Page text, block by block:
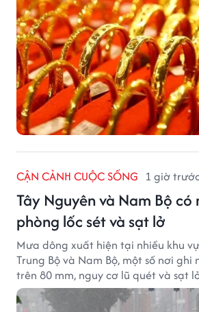
CẬN CẢNH CUỘC SỐNG 1 giờ
Tây Nguyên và Nam Bộ
phòng lốc sét và sạt lở
Mưa dông xuất hiện tại nhiều khu
Trung Bộ và Nam Bộ, một số nơi
trên 80 mm, nguy cơ lũ quét và sạt
báo.